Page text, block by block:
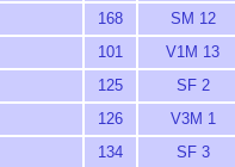
168 SM 12
101 V1M 13
125 SF 2
126 V3M 1
134 SF 3